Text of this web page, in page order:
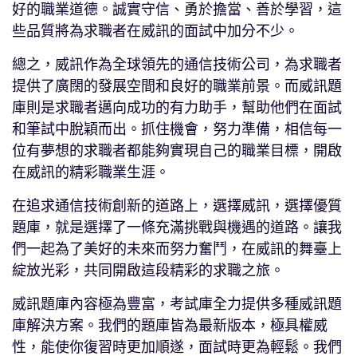
好的職業道德。誠實守信、勇於擔當、善於學習，這
些品質將為求職者在威訊的面試中加分不少。
總之，威訊作為全球領先的通信技術公司，為求職者
提供了廣闊的發展空間和良好的職業前景。而威訊題
庫則是求職者邁向成功的有力助手，幫助他們在面試
和筆試中脫穎而出。抓住機會，努力準備，相信每一
位有夢想的求職者都能夠實現自己的職業目標，開啟
在威訊的精彩職業生涯。
在追求通信技術創新的道路上，選擇威訊，選擇優質
題庫，就是選擇了一條充滿挑戰與機遇的道路。讓我
們一起為了美好的未來而努力奮鬥，在威訊的舞臺上
綻放光彩，共同開啟這段精彩的求職之旅。
威訊題庫內容極為豐富，考試庫全力提供多種威訊題
庫解決方案。我們的題庫皆為最新版本，極具權威
性，能使你復習時更加順遂，面試時更為輕鬆。我們